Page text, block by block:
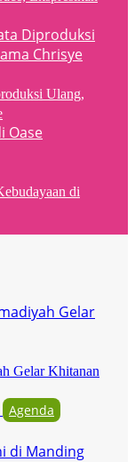
Ulang,
di
Gelar Khitanan
Agenda